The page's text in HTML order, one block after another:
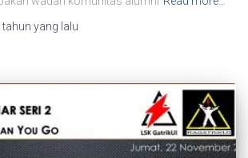
tahun yang lalu